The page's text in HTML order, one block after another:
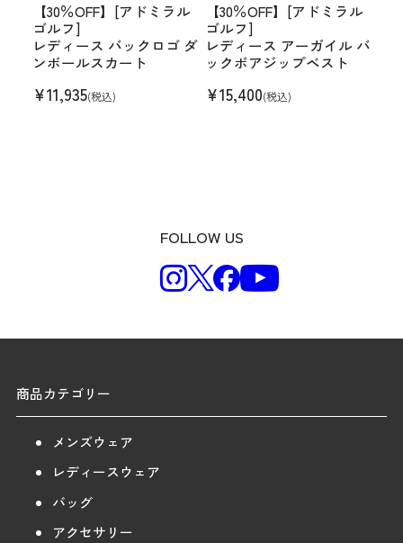
【30％OFF】[アドミラル
ゴルフ]
レディース バックロゴ ダ
ンボールスカート
¥11,935(税込)
【30％OFF】[アドミラル
ゴルフ]
レディース アーガイル バ
ックボアジップベスト
¥15,400(税込)
FOLLOW US
商品カテゴリー
メンズウェア
レディースウェア
バッグ
アクセサリー